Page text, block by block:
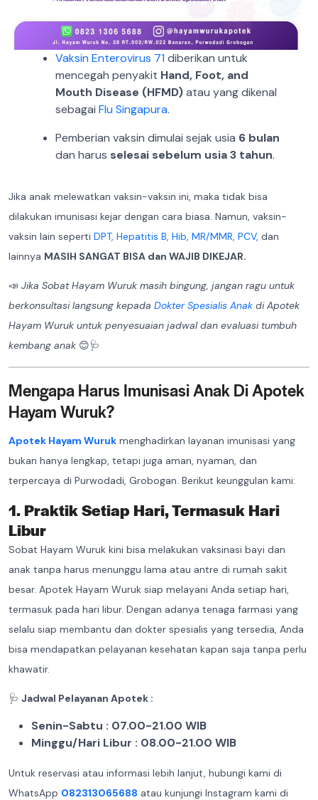
Vaksin Enterovirus 71 diberikan untuk
mencegah penyakit Hand, Foot, and
Mouth Disease (HFMD)atau yang dikenal
sebagai Flu Singapura.
Pemberian vaksin dimulai sejak usia 6 bulan
dan harus selesai sebelum usia 3 tahun.
Jika anak melewatkan vaksin-vaksin ini, maka tidak bisa
dilakukan imunisasi kejar dengan cara biasa. Namun, vaksin-
vaksin lain seperti DPT, Hepatitis B, Hib, MR/MMR, PCV, dan
lainnya MASIH SANGAT BISA dan WAJIB DIKEJAR.
📣 Jika Sobat Hayam Wuruk masih bingung, jangan ragu untuk
berkonsultasi langsung kepada Dokter Spesialis Anak di Apotek
Hayam Wuruk untuk penyesuaian jadwal dan evaluasi tumbuh
kembang anak 😊🩺
Mengapa Harus Imunisasi Anak Di Apotek
Hayam Wuruk?
Apotek Hayam Wuruk menghadirkan layanan imunisasi yang
bukan hanya lengkap, tetapi juga aman, nyaman, dan
terpercaya di Purwodadi, Grobogan. Berikut keunggulan kami:
1. Praktik Setiap Hari, Termasuk Hari
Libur
Sobat Hayam Wuruk kini bisa melakukan vaksinasi bayi dan
anak tanpa harus menunggu lama atau antre di rumah sakit
besar. Apotek Hayam Wuruk siap melayani Anda setiap hari,
termasuk pada hari libur. Dengan adanya tenaga farmasi yang
selalu siap membantu dan dokter spesialis yang tersedia, Anda
bisa mendapatkan pelayanan kesehatan kapan saja tanpa perlu
khawatir.
🩺 Jadwal Pelayanan Apotek :
Senin-Sabtu : 07.00-21.00 WIB
Minggu/Hari Libur : 08.00-21.00 WIB
Untuk reservasi atau informasi lebih lanjut, hubungi kami di
WhatsApp 082313065688 atau kunjungi Instagram kami di